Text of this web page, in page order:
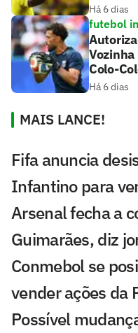
Há 6 dias
futebol
Colo-
Há 6 dias
MAIS LANCE!
Fifa anuncia
Infantino para
Arsenal fecha a
Guimarães, diz
Conmebol se
vender ações da
Possível